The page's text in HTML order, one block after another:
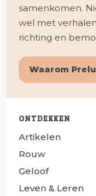
samenkomen.
wel met
richting en
Waarom
ONTDEKKEN
Artikelen
Rouw
Geloof
Leven & Leren